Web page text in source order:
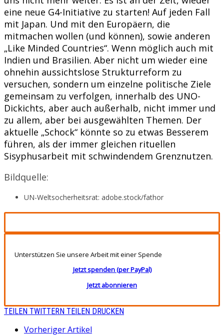
eine neue G4-Initiative zu starten! Auf jeden Fall
mit Japan. Und mit den Europäern, die
mitmachen wollen (und können), sowie anderen
„Like Minded Countries“. Wenn möglich auch mit
Indien und Brasilien. Aber nicht um wieder eine
ohnehin aussichtslose Strukturreform zu
versuchen, sondern um einzelne politische Ziele
gemeinsam zu verfolgen, innerhalb des UNO-
Dickichts, aber auch außerhalb, nicht immer und
zu allem, aber bei ausgewählten Themen. Der
aktuelle „Schock“ könnte so zu etwas Besserem
führen, als der immer gleichen rituellen
Sisyphusarbeit mit schwindendem Grenznutzen.
Bildquelle:
UN-Weltsocherheitsrat: adobe.stock/fathor
Unterstützen Sie unsere Arbeit mit einer Spende
Jetzt spenden (per PayPal)
Jetzt abonnieren
TEILEN TWITTERN TEILEN DRUCKEN
Vorheriger Artikel